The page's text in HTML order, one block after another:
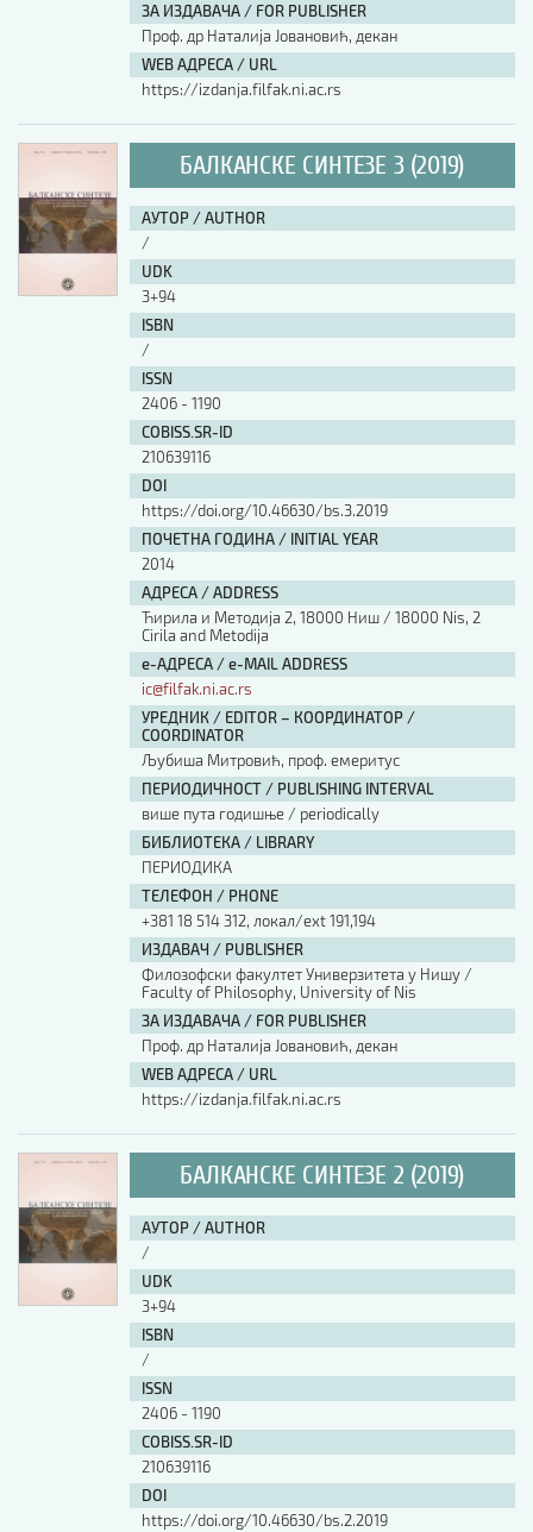
ISSN
COBISS.SR-ID
ЗА ИЗДАВАЧА / FOR PUBLISHER
Проф. др Наталија Јовановић, декан
WEB АДРЕСА / URL
https://izdanja.filfak.ni.ac.rs
БАЛКАНСКЕ СИНТЕЗЕ 3 (2019)
АУТОР / AUTHOR
/
UDK
3+94
ISBN
/
ISSN
2406 - 1190
COBISS.SR-ID
210639116
DOI
https://doi.org/10.46630/bs.3.2019
ПОЧЕТНА ГОДИНА / INITIAL YEAR
2014
АДРЕСА / ADDRESS
Ћирила и Методија 2, 18000 Ниш / 18000 Nis, 2
Cirila and Metodija
е-АДРЕСА / e-MAIL ADDRESS
ic@filfak.ni.ac.rs
УРЕДНИК / EDITOR – КООРДИНАТОР /
COORDINATOR
Љубиша Митровић, проф. емеритус
ПЕРИОДИЧНОСТ / PUBLISHING INTERVAL
више пута годишње / periodically
БИБЛИОТЕКА / LIBRARY
ПЕРИОДИКА
ТЕЛЕФОН / PHONE
+381 18 514 312, локал/ext 191,194
ИЗДАВАЧ / PUBLISHER
Филозофски факултет Универзитета у Нишу /
Faculty of Philosophy, University of Nis
ЗА ИЗДАВАЧА / FOR PUBLISHER
Проф. др Наталија Јовановић, декан
WEB АДРЕСА / URL
https://izdanja.filfak.ni.ac.rs
БАЛКАНСКЕ СИНТЕЗЕ 2 (2019)
АУТОР / AUTHOR
/
UDK
3+94
ISBN
/
ISSN
2406 - 1190
COBISS.SR-ID
210639116
DOI
https://doi.org/10.46630/bs.2.2019